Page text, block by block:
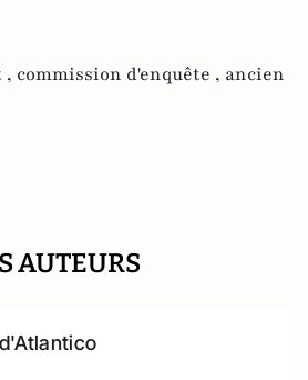
, commission d'enquête , ancien
AUTEURS